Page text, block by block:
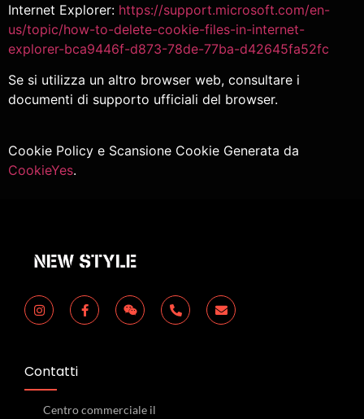
Internet Explorer: https://support.microsoft.com/en-
us/topic/how-to-delete-cookie-files-in-internet-
explorer-bca9446f-d873-78de-77ba-d42645fa52fc
Se si utilizza un altro browser web, consultare i
documenti di supporto ufficiali del browser.
Cookie Policy e Scansione Cookie Generata da
CookieYes.
Contatti
Centro commerciale il